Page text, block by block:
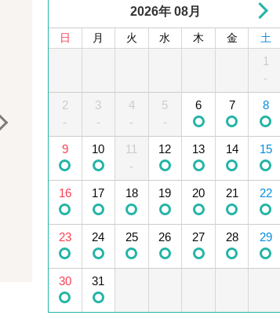
2026年 08月
日 月 火 水 木 金 土
1
-
2
-
3
-
4
-
5
-
6 7 8
9 10
11
-
12 13 14 15
16 17 18 19 20 21 22
23 24 25 26 27 28 29
30 31
5
6 7 8 9 10 11 12
13 14 15 16 17 18 19
20
-
21
-
22
-
23 24 25 26
27 28 29 30